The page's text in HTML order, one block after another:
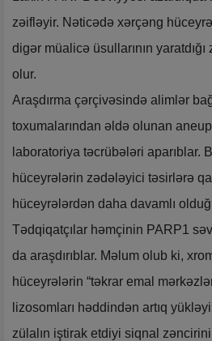
zəifləyir. Nəticədə xərçəng
digər müalicə üsullarının
olur.
Araşdırma çərçivəsində alimlər
toxumalarından əldə olunan
laboratoriya təcrübələri aparıblar.
hüceyrələrin zədələyici təsirlərə
hüceyrələrdən daha davamlı
Tədqiqatçılar həmçinin PARP1
da araşdırıblar. Məlum olub ki,
hüceyrələrin “təkrar emal
lizosomları həddindən artıq
zülalın iştirak etdiyi siqnal